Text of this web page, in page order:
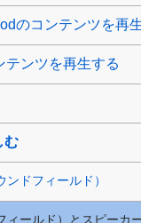
のコンテンツを再
テンツを再生する
む
ドフィールド）
ィールド）とスピーカ